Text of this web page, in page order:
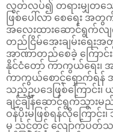
လွတ်လပ်၍ တရားမျှတသေ
ဖြစ်ပေါ်လာ စေရေး အ
အလေးထားဆောင်ရွက်လျက်
တည်ငြိမ်အေးချမ်းရေ
အာဏာတည်စေခဲ့ ကြောင်
နိုင်ငံတော် ကာကွယ်ရေး၊
ကာကွယ်စောင့်ရှောက်ရန်
သည့်ဥပဒေဖြစ်ကြောင်း
ချင့်ချိန်ဆောင်ရွက်သွား
ဝန်ပိုးမဖြစ်ရန်လိုကြော
မှ သင့်တင့် လျောက်ပတ်သ